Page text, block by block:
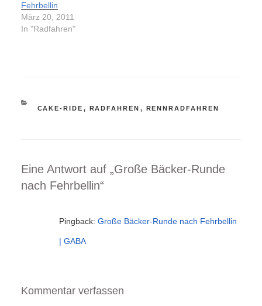
Fehrbellin
März 20, 2011
In "Radfahren"
KATEGORIEN
CAKE-RIDE , RADFAHREN , RENNRADFAHREN
Eine Antwort auf „Große Bäcker-Runde
nach Fehrbellin“
Pingback: Große Bäcker-Runde nach Fehrbellin
| GABA
Kommentar verfassen